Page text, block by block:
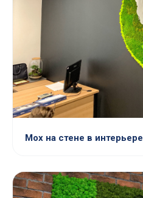
Мох на стене в интерьере